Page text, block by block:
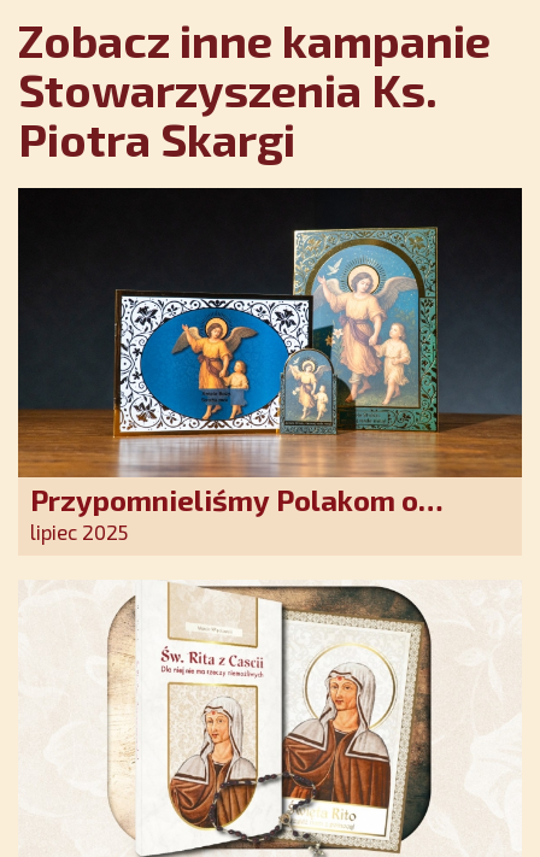
Zobacz inne kampanie
Stowarzyszenia Ks.
Piotra Skargi
Przypomnieliśmy Polakom o
obecności Anioła Stróża!
lipiec 2025